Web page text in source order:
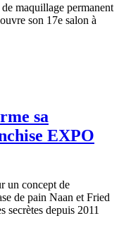
maquillage permanent
son 17e salon à
sa
EXPO
un concept de
de pain Naan et Fried
secrètes depuis 2011